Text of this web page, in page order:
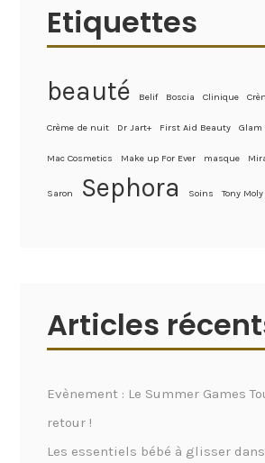
Etiquettes
beauté Belif Boscia Clinique
Crème de nuit Dr Jart+ First Aid Beauty Glam
Mac Cosmetics Make up For Ever masque
Saron Sephora Soins Tony Moly
Articles
Evènement : Le Summer Games
retour !
Les essentiels bébé à glisser